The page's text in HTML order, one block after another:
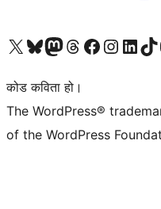
हाम्रो X (पहिले ट्विटर) खातामा जानुहोस्
हाम्रो Bluesky खाता भ्रमण गर्नुहोस्
हाम्रो म्यास्टोडन खाता भ्रमण गर्नुहोस्
हाम्रो थ्रेड्स खातामा जानुहोस्
हाम्रो फेसबुक पेजमा जानुहोस्
हाम्रो इन्स्टाग्राम खातामा जानुहोस्
हाम्रो लिङ्क्डइन
हाम्रो
कोड कविता हो।
The WordPress®
of the WordPress